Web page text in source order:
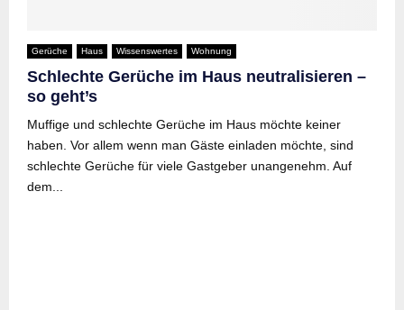
Gerüche Haus Wissenswertes Wohnung
Schlechte Gerüche im Haus neutralisieren –
so geht’s
Muffige und schlechte Gerüche im Haus möchte keiner
haben. Vor allem wenn man Gäste einladen möchte, sind
schlechte Gerüche für viele Gastgeber unangenehm. Auf
dem...